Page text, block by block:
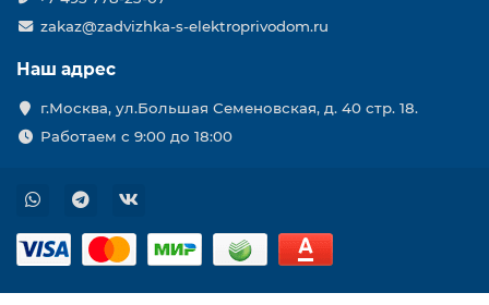
zakaz@zadvizhka-s-elektroprivodom.ru
Наш адрес
г.Москва, ул.Большая Семеновская, д. 40 стр. 18.
Работаем с 9:00 до 18:00